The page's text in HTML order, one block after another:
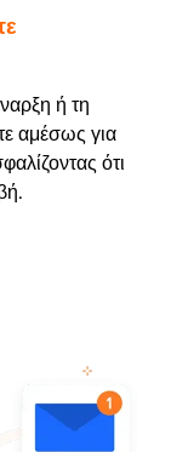
ή τη
αμέσως για
ότι